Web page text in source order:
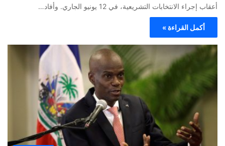
أعقاب إجراء الانتخابات التشريعية، في 12 يونيو الجاري. وأفاد…
أكمل القراءة »